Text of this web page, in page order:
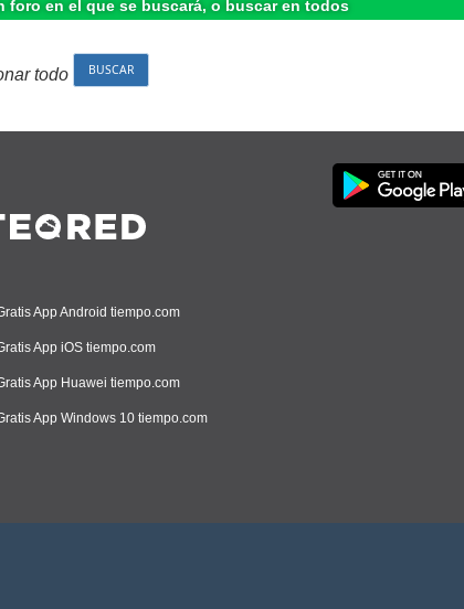
foro en el que se buscará, o buscar en todos
todo
App Android tiempo.com
App iOS tiempo.com
App Huawei tiempo.com
App Windows 10 tiempo.com